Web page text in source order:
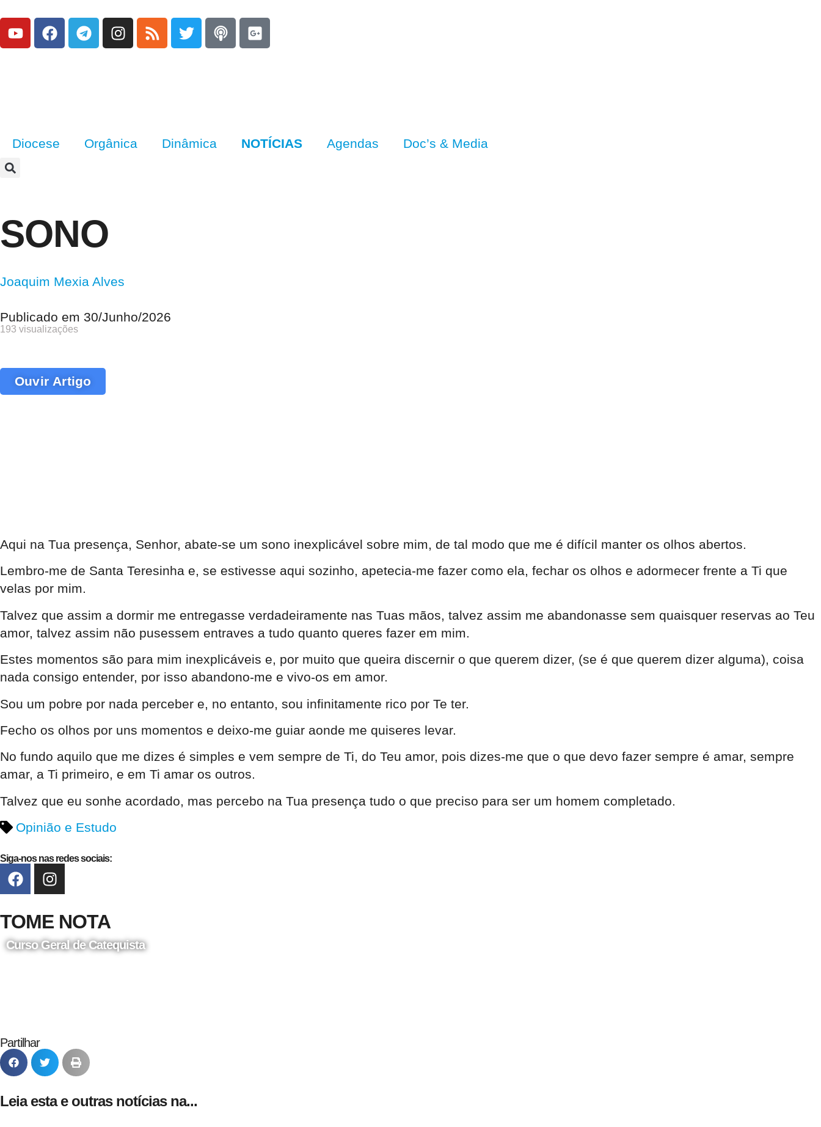
Diocese Orgânica Dinâmica NOTÍCIAS Agendas Doc’s & Media
SONO
Joaquim Mexia Alves
Publicado em 30/Junho/2026
193 visualizações
Ouvir Artigo
Aqui na Tua presença, Senhor, abate-se um sono inexplicável sobre mim, de tal modo que me é difícil manter os olhos abertos.
Lembro-me de Santa Teresinha e, se estivesse aqui sozinho, apetecia-me fazer como ela, fechar os olhos e adormecer frente a Ti que
velas por mim.
Talvez que assim a dormir me entregasse verdadeiramente nas Tuas mãos, talvez assim me abandonasse sem quaisquer reservas ao Teu
amor, talvez assim não pusessem entraves a tudo quanto queres fazer em mim.
Estes momentos são para mim inexplicáveis e, por muito que queira discernir o que querem dizer, (se é que querem dizer alguma), coisa
nada consigo entender, por isso abandono-me e vivo-os em amor.
Sou um pobre por nada perceber e, no entanto, sou infinitamente rico por Te ter.
Fecho os olhos por uns momentos e deixo-me guiar aonde me quiseres levar.
No fundo aquilo que me dizes é simples e vem sempre de Ti, do Teu amor, pois dizes-me que o que devo fazer sempre é amar, sempre
amar, a Ti primeiro, e em Ti amar os outros.
Talvez que eu sonhe acordado, mas percebo na Tua presença tudo o que preciso para ser um homem completado.
Opinião e Estudo
Siga-nos nas redes sociais:
TOME NOTA
Curso Geral de Catequista
Partilhar
Leia esta e outras notícias na...